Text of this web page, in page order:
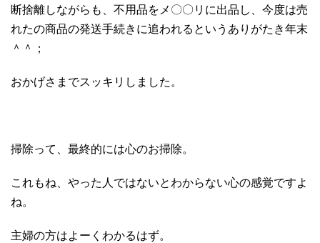
断捨離しながらも、不用品をメ〇〇リに出品し、今度は売
れたの商品の発送手続きに追われるというありがたき年末
＾＾；
おかげさまでスッキリしました。
掃除って、最終的には心のお掃除。
これもね、やった人ではないとわからない心の感覚ですよ
ね。
主婦の方はよーくわかるはず。